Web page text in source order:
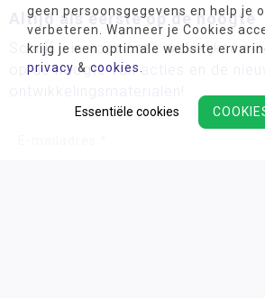
geen persoonsgegevens en help je
verbeteren. Wanneer je Cookies
krijg je een optimale website
privacy & cookies
Essentiële cookies
Altijd als eerste op de hoogte
Schrijf u in voor onze wekelijkse
op de hoogte van acties en de